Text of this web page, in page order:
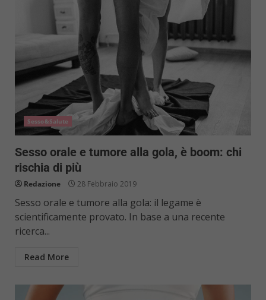
Sesso&Salute
Sesso orale e tumore alla gola, è boom: chi
rischia di più
Redazione 28 Febbraio 2019
Sesso orale e tumore alla gola: il legame è
scientificamente provato. In base a una recente
ricerca...
Read More